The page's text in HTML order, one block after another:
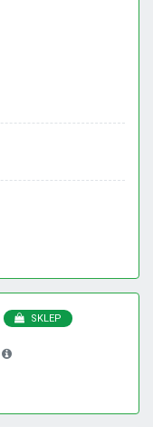
SKLEP